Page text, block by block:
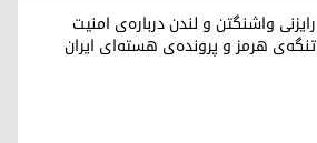
رایزنی واشنگتن و لندن درباره‌ی امنیت
تنگه‌ی هرمز و پرونده‌ی هسته‌ای ایران